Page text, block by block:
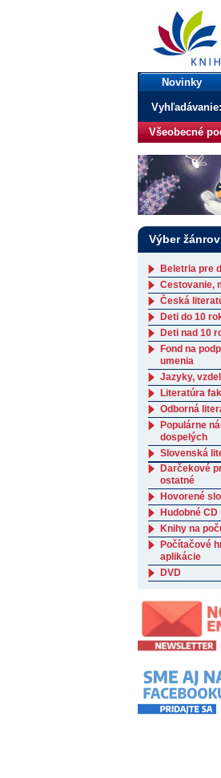
bux.sk
knihy, ktorými
Úvodná stránka
Novinky
Vyhľadávanie:
Všeobecné
Výber žánrov
Beletria pre
Cestovanie,
Česká
Deti do 10
Deti nad 10
Fond na
umenia
Jazyky,
Literatúra
Odborná
Populárne
dospelých
Slovenská
Darčekové
ostatné
Hovorené
Hudobné CD
Knihy na
Počítačové
aplikácie
DVD